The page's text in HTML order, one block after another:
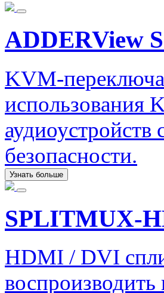
ADDERView
KVM-
использования
безопасности.
Узнать больше
SPLITMUX-
HDMI / DVI